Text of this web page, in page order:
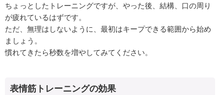
ちょっとしたトレーニングですが、やった後、結構、口の周り
が疲れているはずです。
ただ、無理はしないように、最初はキープできる範囲から始め
ましょう。
慣れてきたら秒数を増やしてみてください。
表情筋トレーニングの効果